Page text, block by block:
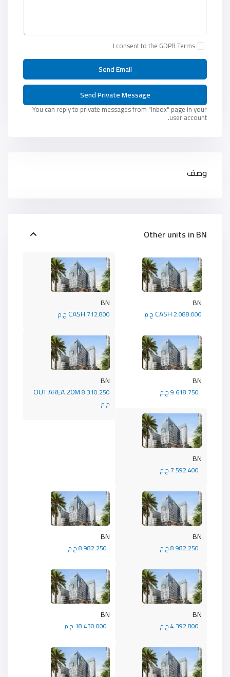
وصف
Other units inBN
BN
CASH 712.800 ج.م
BN
CASH 2.088.000 ج.م
BN
OUT AREA 20M8.310.250
ج.م
BN
BN
BN BN
BN BN
I consent to the GDPR Terms
You can reply to private messages from "Inbox" page in your
user account.